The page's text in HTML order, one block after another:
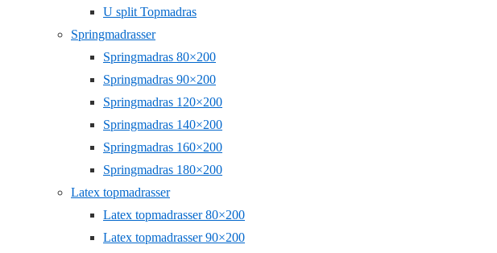
U split Topmadras
Springmadrasser
Springmadras 80×200
Springmadras 90×200
Springmadras 120×200
Springmadras 140×200
Springmadras 160×200
Springmadras 180×200
Latex topmadrasser
Latex topmadrasser 80×200
Latex topmadrasser 90×200